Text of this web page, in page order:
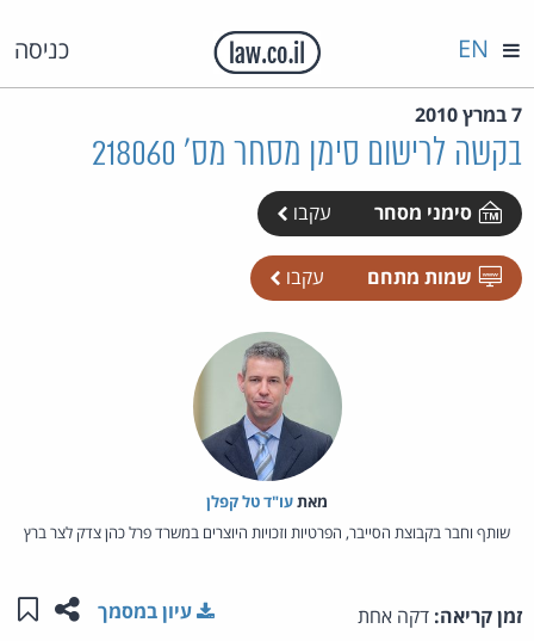
כניסה EN
7 במרץ 2010
בקשה לרישום סימן מסחר מס' 218060
סימני מסחר עקבו
שמות מתחם עקבו
מאת‏עו"ד טל קפלן
שותף וחבר בקבוצת הסייבר, הפרטיות וזכויות היוצרים במשרד פרל כהן צדק לצר ברץ
זמן קריאה: דקה אחת שתפו
עיון במסמך